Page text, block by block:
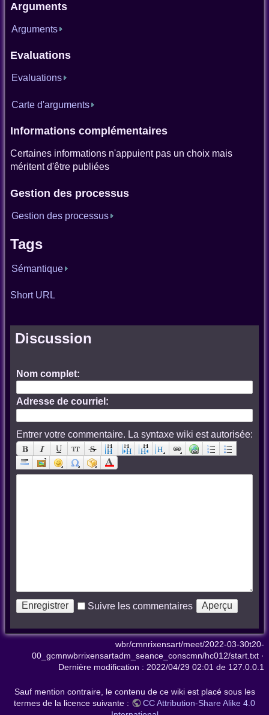
Arguments
Arguments
Evaluations
Evaluations
Carte d'arguments
Informations complémentaires
Certaines informations n'appuient pas un choix mais
méritent d'être publiées
Gestion des processus
Gestion des processus
Tags
Sémantique
Short URL
Discussion
Nom complet:
Adresse de courriel:
Entrer votre commentaire. La syntaxe wiki est autorisée:
Suivre les commentaires
wbr/cmnrixensart/meet/2022-03-30t20-
00_gcmnwbrrixensartadm_seance_conscmn/hc012/start.txt ·
Dernière modification : 2022/04/29 02:01 de 127.0.0.1
Sauf mention contraire, le contenu de ce wiki est placé sous les
termes de la licence suivante :
CC Attribution-Share Alike 4.0